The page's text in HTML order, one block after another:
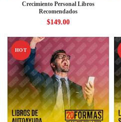
Crecimiento Personal Libros
Recomendados
$149.00
HOT